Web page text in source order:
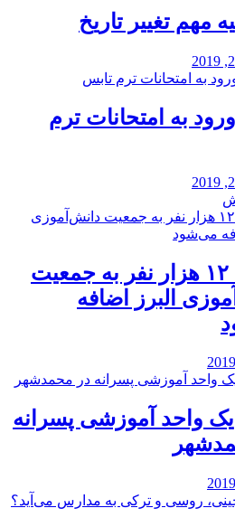
مهم تغییر تاریخ
به امتحانات ترم
️سالانه ۱۲ هزار نفر به جمعیت
البرز اضافه
یک واحد آموزشی پسرانه